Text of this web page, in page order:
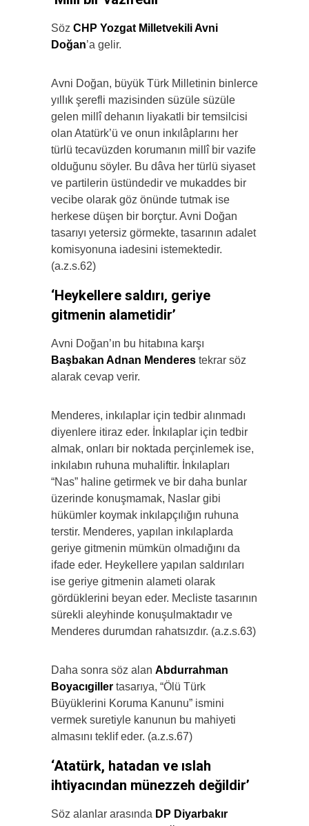
Söz CHP Yozgat Milletvekili Avni
Doğan’a gelir.
Avni Doğan, büyük Türk Milletinin binlerce
yıllık şerefli mazisinden süzüle süzüle
gelen millî dehanın liyakatli bir temsilcisi
olan Atatürk’ü ve onun inkılâplarını her
türlü tecavüzden korumanın millî bir vazife
olduğunu söyler. Bu dâva her türlü siyaset
ve partilerin üstündedir ve mukaddes bir
vecibe olarak göz önünde tutmak ise
herkese düşen bir borçtur. Avni Doğan
tasarıyı yetersiz görmekte, tasarının adalet
komisyonuna iadesini istemektedir.
(a.z.s.62)
‘Heykellere saldırı, geriye
gitmenin alametidir’
Avni Doğan’ın bu hitabına karşı
Başbakan Adnan Menderes tekrar söz
alarak cevap verir.
Menderes, inkılaplar için tedbir alınmadı
diyenlere itiraz eder. İnkılaplar için tedbir
almak, onları bir noktada perçinlemek ise,
inkılabın ruhuna muhaliftir. İnkılapları
“Nas” haline getirmek ve bir daha bunlar
üzerinde konuşmamak, Naslar gibi
hükümler koymak inkılapçılığın ruhuna
terstir. Menderes, yapılan inkılaplarda
geriye gitmenin mümkün olmadığını da
ifade eder. Heykellere yapılan saldırıları
ise geriye gitmenin alameti olarak
gördüklerini beyan eder. Mecliste tasarının
sürekli aleyhinde konuşulmaktadır ve
Menderes durumdan rahatsızdır. (a.z.s.63)
Daha sonra söz alan Abdurrahman
Boyacıgiller tasarıya, “Ölü Türk
Büyüklerini Koruma Kanunu” ismini
vermek suretiyle kanunun bu mahiyeti
almasını teklif eder. (a.z.s.67)
‘Atatürk, hatadan ve ıslah
ihtiyacından münezzeh değildir’
Söz alanlar arasında DP Diyarbakır